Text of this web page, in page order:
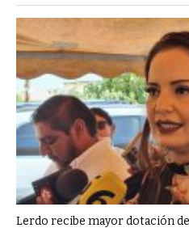
Lerdo recibe mayor dotación